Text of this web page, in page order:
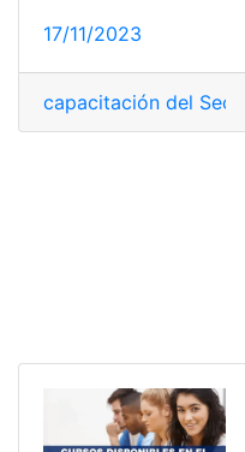
17/11/2023
capacitación del Secap